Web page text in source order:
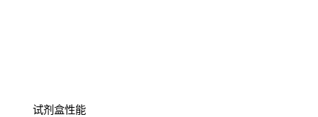
试剂盒性能